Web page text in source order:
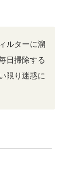
ルターに溜
日掃除する
限り迷惑に